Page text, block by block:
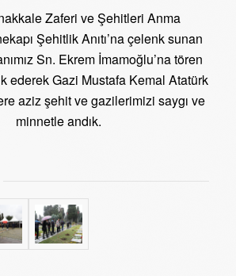
Zaferi ve Şehitleri Anma
Şehitlik Anıtı’na çelenk sunan
Sn. Ekrem İmamoğlu’na tören
ederek Gazi Mustafa Kemal Atatürk
aziz şehit ve gazilerimizi saygı ve
minnetle andık.